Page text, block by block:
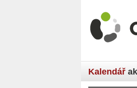
Kalendář